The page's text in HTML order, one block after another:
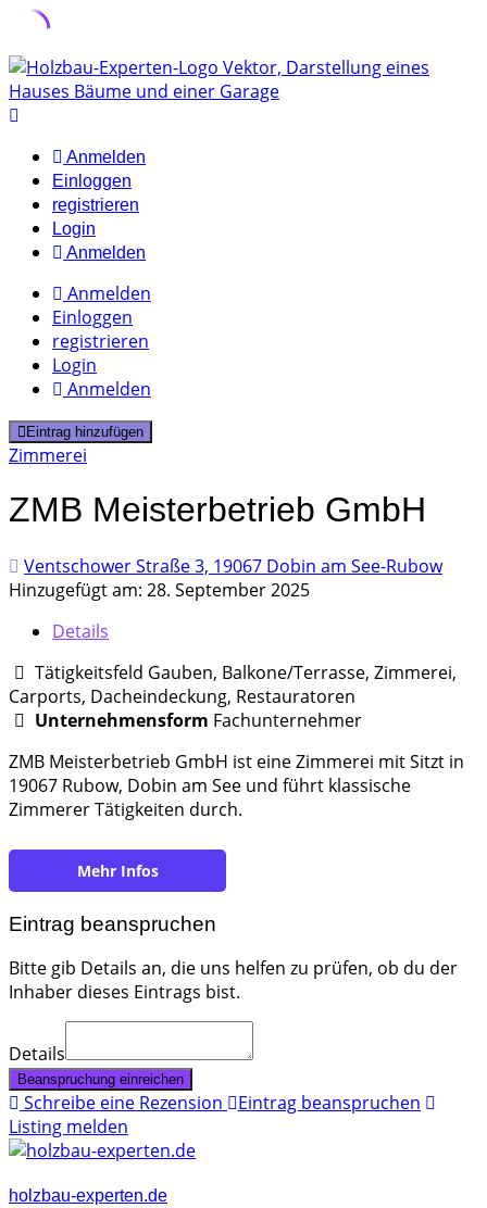
Skip
to
content
Anmelden
Einloggen
registrieren
Login
Anmelden
Anmelden
Einloggen
registrieren
Login
Anmelden
Eintrag hinzufügen
Zimmerei
ZMB Meisterbetrieb GmbH
Ventschower Straße 3, 19067 Dobin am See-Rubow
Hinzugefügt am: 28. September 2025
Details
Tätigkeitsfeld Gauben, Balkone/Terrasse, Zimmerei,
Carports, Dacheindeckung, Restauratoren
Unternehmensform Fachunternehmer
ZMB Meisterbetrieb GmbH ist eine Zimmerei mit Sitzt in
19067 Rubow, Dobin am See und führt klassische
Zimmerer Tätigkeiten durch.
https://www.zmb-jb.de/
Eintrag beanspruchen
Bitte gib Details an, die uns helfen zu prüfen, ob du der
Inhaber dieses Eintrags bist.
Details
Beanspruchung einreichen
Schreibe eine Rezension
Eintrag beanspruchen
Listing melden
holzbau-experten.de